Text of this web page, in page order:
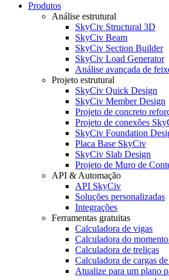
Produtos
Análise estrutural
SkyCiv Structural 3D
SkyCiv Beam
SkyCiv Section Builder
SkyCiv Load Generator
Análise avançada de
Projeto estrutural
SkyCiv Quick Design
SkyCiv Member Design
Projeto de concreto
Projeto de conexões
SkyCiv Foundation
Placa Base SkyCiv
SkyCiv Slab Design
Projeto de Muro de
API & Automação
API SkyCiv
Soluções personalizadas
Integrações
Ferramentas gratuitas
Calculadora de vigas
Calculadora do
Calculadora de treliças
Calculadora de cargas
Atualize para um plano